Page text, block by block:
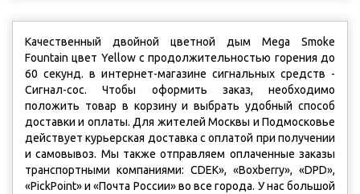
Качественный двойной цветной дым Mega Smoke
Fountain цвет Yellow с продолжительностью горения до
60 секунд. в интернет-магазине сигнальных средств -
Сигнал-сос. Чтобы оформить заказ, необходимо
положить товар в корзину и выбрать удобный способ
доставки и оплаты. Для жителей Москвы и Подмосковье
действует курьерская доставка с оплатой при получении
и самовывоз. Мы также отправляем оплаченные заказы
транспортными компаниями: CDEK», «Boxberry», «DPD»,
«PickPoint» и «Почта России» во все города. У нас большой